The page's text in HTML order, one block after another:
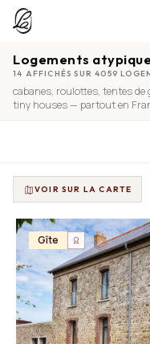
JE CHERCHE
TROUVER UN LIEU
Séjours, tournages,
PROPOSER MON LIEU
Annuaire + reportage
Déjà référencé ?
Offre conciergeries
Offre agences
EXPLORER
JOURNAL
Lieux, idées et art de vivre
OUTILS GRATUITS
UNE QUESTION ?
Logements
14 AFFICHÉS SUR 4059
cabanes, roulottes, tentes de
tiny houses— partout en
VOIR SUR LA CARTE
Gîte